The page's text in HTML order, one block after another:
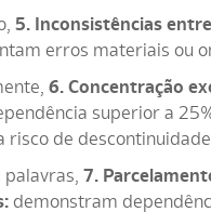
5. Inconsistências entre
erros materiais ou
6. Concentração
superior a
risco de
palavras, 7.
demonstram